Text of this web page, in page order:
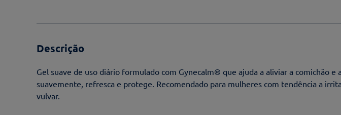
Descrição
Gel suave de uso diário formulado com Gynecalm® que ajuda a aliviar a comichão e
suavemente, refresca e protege. Recomendado para mulheres com tendência a
vulvar.